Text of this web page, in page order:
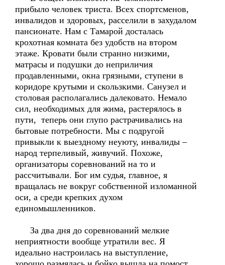
прибыло человек триста. Всех спортсменов,
инвалидов и здоровых, расселили в захудалом
пансионате. Нам с Тамарой досталась
крохотная комната без удобств на втором
этаже. Кровати были странно низкими,
матрасы и подушки до неприличия
продавленными, окна грязными, ступени в
коридоре крутыми и скользкими. Санузел и
столовая располагались далековато. Немало
сил, необходимых для жима, растерялось в
пути, теперь они глупо растрачивались на
бытовые потребности. Мы с подругой
привыкли к выездному неуюту, инвалиды –
народ терпеливый, живучий. Похоже,
организаторы соревнований на то и
рассчитывали. Бог им судья, главное, я
вращалась не вокруг собственной изломанной
оси, а среди крепких духом
единомышленников.
За два дня до соревнований мелкие
неприятности вообще утратили вес. Я
идеально настроилась на выступление,